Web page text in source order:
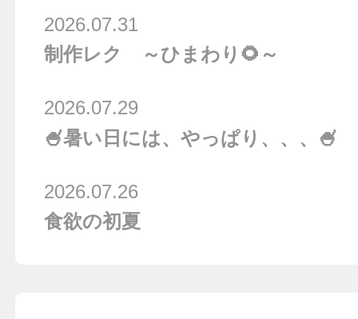
制作レク ～ひまわり🌻～
2026.07.31
🍧暑い日には、やっぱり、、、🍧
2026.07.29
食欲の初夏
2026.07.26